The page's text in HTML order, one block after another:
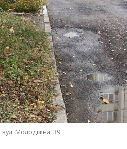
Молодіжна, 39